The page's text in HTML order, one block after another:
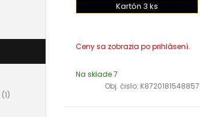
(1)
Kartón 3 ks
Na sklade 7
Obj. čislo: K8720181548857